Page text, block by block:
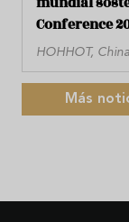
Conference
HOHHOT,
Más